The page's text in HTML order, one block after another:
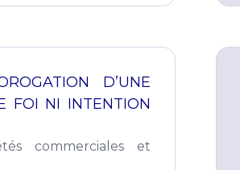
D’UNE
FOI NI INTENTION
commerciales et